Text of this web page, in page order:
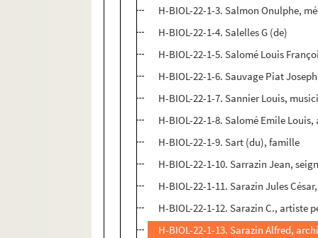
H-BIOL-22-1-3. Salmon Onulphe,
H-BIOL-22-1-4. Salelles G (de)
H-BIOL-22-1-5. Salomé Louis
H-BIOL-22-1-6. Sauvage Piat
H-BIOL-22-1-7. Sannier Louis,
H-BIOL-22-1-8. Salomé Emile
H-BIOL-22-1-9. Sart (du), famille
H-BIOL-22-1-10. Sarrazin Jean,
H-BIOL-22-1-11. Sarazin Jules
H-BIOL-22-1-12. Sarazin C., artiste
H-BIOL-22-1-13. Sarazin Alfred,